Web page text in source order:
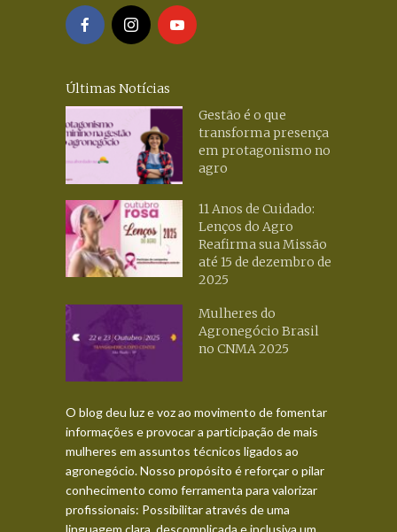
Últimas Notícias
Gestão é o que
transforma presença
em protagonismo no
agro
11 Anos de Cuidado:
Lenços do Agro
Reafirma sua Missão
até 15 de dezembro de
2025
Mulheres do
Agronegócio Brasil
no CNMA 2025
O blog deu luz e voz ao movimento de fomentar
informações e provocar a participação de mais
mulheres em assuntos técnicos ligados ao
agronegócio. Nosso propósito é reforçar o pilar
conhecimento como ferramenta para valorizar
profissionais: Possibilitar através de uma